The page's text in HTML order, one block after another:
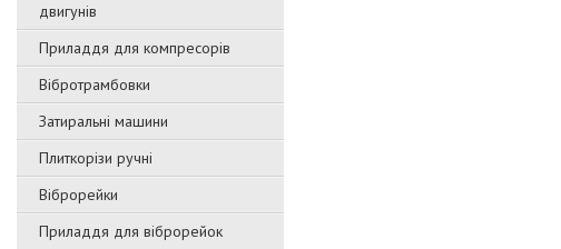
двигунів
Приладдя для компресорів
Вібротрамбовки
Затиральні машини
Плиткорізи ручні
Віброрейки
Приладдя для віброрейок